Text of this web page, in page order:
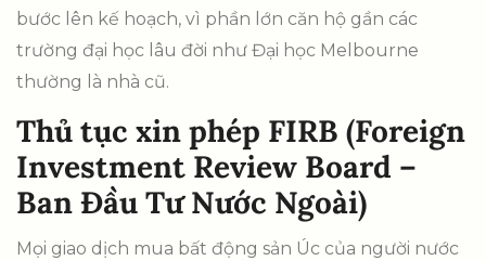
bước lên kế hoạch, vì phần lớn căn hộ gần các
trường đại học lâu đời như Đại học Melbourne
thường là nhà cũ.
Thủ tục xin phép FIRB (Foreign
Investment Review Board –
Ban Đầu Tư Nước Ngoài)
Mọi giao dịch mua bất động sản Úc của người nước